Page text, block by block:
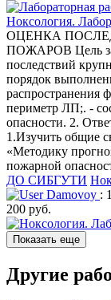
Ноксология.
ОЦЕНКА
ПОЖАРОВ Цель
последствий
порядок
распространения
периметр ЛП;. -
опасности. 2.
1.Изучить общие
«Методику
пожарной
ДО СИБГУТИ
Damovoy :
200 руб.
Показать еще
Другие